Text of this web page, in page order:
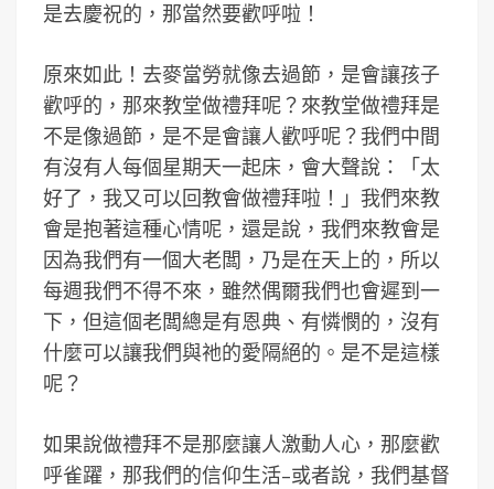
是去慶祝的，那當然要歡呼啦！
原來如此！去麥當勞就像去過節，是會讓孩子
歡呼的，那來教堂做禮拜呢？來教堂做禮拜是
不是像過節，是不是會讓人歡呼呢？我們中間
有沒有人每個星期天一起床，會大聲說：「太
好了，我又可以回教會做禮拜啦！」我們來教
會是抱著這種心情呢，還是說，我們來教會是
因為我們有一個大老闆，乃是在天上的，所以
每週我們不得不來，雖然偶爾我們也會遲到一
下，但這個老闆總是有恩典、有憐憫的，沒有
什麼可以讓我們與祂的愛隔絕的。是不是這樣
呢？
如果說做禮拜不是那麼讓人激動人心，那麼歡
呼雀躍，那我們的信仰生活–或者說，我們基督